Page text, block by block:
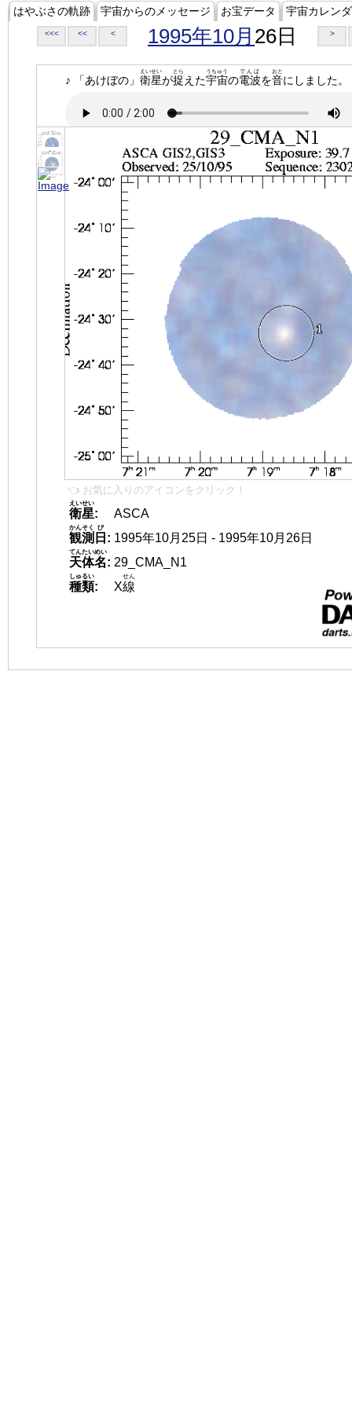
はやぶさの軌跡 宇宙からのメッセージ お宝データ 宇宙カレン
<<< << < 1995年10月 26日 >
♪ 「あけぼの」 衛星
えいせい
が捉
とら
えた宇宙
うちゅう
の電波
でんぱ
を音
おと
にしました。
👈 お気に入りのアイコンをクリック！
衛星
えいせい
:
ASCA
観測
かんそく
日
び
: 1995年10月25日 - 1995年10月26日
天体名
てんたいめい
: 29_CMA_N1
種類
しゅるい
: X線
せん